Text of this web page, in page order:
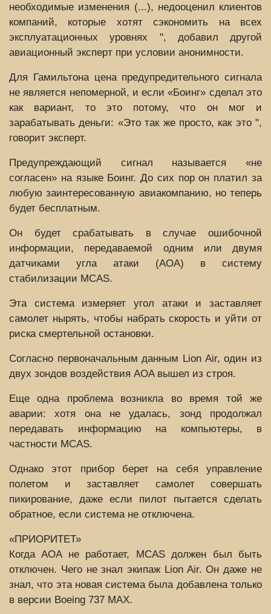
необходимые изменения (...), недооценил клиентов
компаний, которые хотят сэкономить на всех
эксплуатационных уровнях ", добавил другой
авиационный эксперт при условии анонимности.
Для Гамильтона цена предупредительного сигнала
не является непомерной, и если «Боинг» сделал это
как вариант, то это потому, что он мог и
зарабатывать деньги: «Это так же просто, как это ",
говорит эксперт.
Предупреждающий сигнал называется «не
согласен» на языке Боинг. До сих пор он платил за
любую заинтересованную авиакомпанию, но теперь
будет бесплатным.
Он будет срабатывать в случае ошибочной
информации, передаваемой одним или двумя
датчиками угла атаки (AOA) в систему
стабилизации MCAS.
Эта система измеряет угол атаки и заставляет
самолет нырять, чтобы набрать скорость и уйти от
риска смертельной остановки.
Согласно первоначальным данным Lion Air, один из
двух зондов воздействия AOA вышел из строя.
Еще одна проблема возникла во время той же
аварии: хотя она не удалась, зонд продолжал
передавать информацию на компьютеры, в
частности MCAS.
Однако этот прибор берет на себя управление
полетом и заставляет самолет совершать
пикирование, даже если пилот пытается сделать
обратное, если система не отключена.
«ПРИОРИТЕТ»
Когда AOA не работает, MCAS должен был быть
отключен. Чего не знал экипаж Lion Air. Он даже не
знал, что эта новая система была добавлена ​​только
в версии Boeing 737 MAX.